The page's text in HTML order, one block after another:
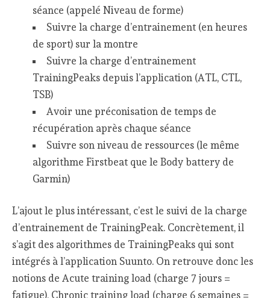
séance (appelé Niveau de forme)
Suivre la charge d’entrainement (en heures
de sport) sur la montre
Suivre la charge d’entrainement
TrainingPeaks depuis l’application (ATL, CTL,
TSB)
Avoir une préconisation de temps de
récupération après chaque séance
Suivre son niveau de ressources (le même
algorithme Firstbeat que le Body battery de
Garmin)
L’ajout le plus intéressant, c’est le suivi de la charge
d’entrainement de TrainingPeak. Concrètement, il
s’agit des algorithmes de TrainingPeaks qui sont
intégrés à l’application Suunto. On retrouve donc les
notions de Acute training load (charge 7 jours =
fatigue), Chronic training load (charge 6 semaines =